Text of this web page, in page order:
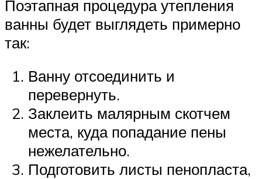
Поэтапная процедура утепления
ванны будет выглядеть примерно
так:
Ванну отсоединить и
перевернуть.
Заклеить малярным скотчем
места, куда попадание пены
нежелательно.
Подготовить листы пенопласта,